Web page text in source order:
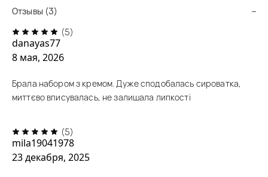
Отзывы (3)
(5)
danayas77
8 мая, 2026
Брала набором з кремом. Дуже сподобалась сироватка,
миттєво вписувалась, не залишала липкості
(5)
mila19041978
23 декабря, 2025